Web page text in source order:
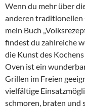
Wenn du mehr über
anderen traditionellen
mein Buch
findest du zahlreiche
die Kunst des
Oven ist ein
Grillen im Freien
vielfältige
schmoren, braten und